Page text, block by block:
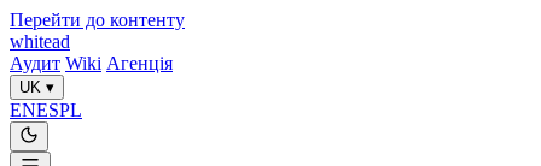
Перейти до контенту
whitead
Аудит Wiki Агенція
UK ▾
ENESPL